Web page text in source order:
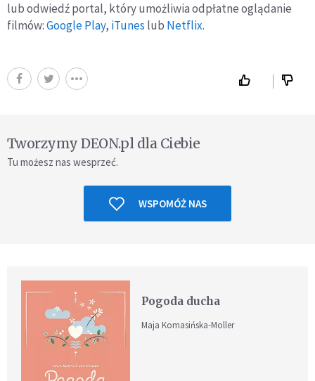
lub odwiedź portal, który umożliwia odpłatne oglądanie
filmów:Google Play, iTunes lub Netflix.
Tworzymy DEON.pl dla Ciebie
Tu możesz nas wesprzeć.
WSPOMÓŻ NAS
Pogoda ducha
Maja Komasińska-Moller